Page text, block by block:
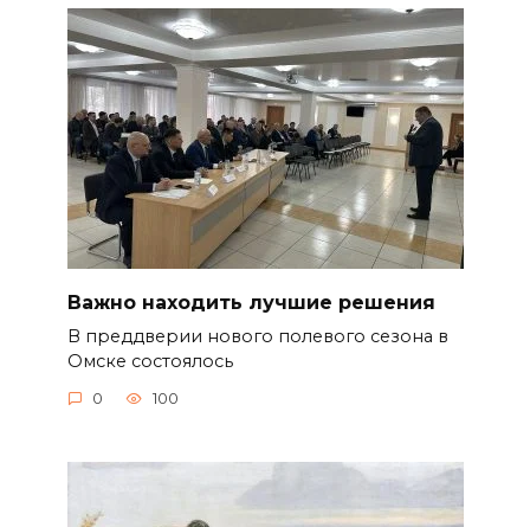
Важно находить лучшие решения
В преддверии нового полевого сезона в
Омске состоялось
0 100